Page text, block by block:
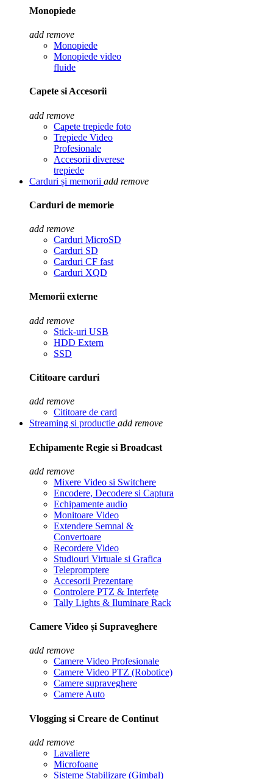
Monopiede
add remove
Monopiede
Monopiede video
fluide
Capete si Accesorii
add remove
Capete trepiede foto
Trepiede Video
Profesionale
Accesorii diverese
trepiede
Carduri și memorii add remove
Carduri de memorie
add remove
Carduri MicroSD
Carduri SD
Carduri CF fast
Carduri XQD
Memorii externe
add remove
Stick-uri USB
HDD Extern
SSD
Cititoare carduri
add remove
Cititoare de card
Streaming si productie add remove
Echipamente Regie si Broadcast
add remove
Mixere Video si Switchere
Encodere, Decodere si Captura
Echipamente audio
Monitoare Video
Extendere Semnal &
Convertoare
Recordere Video
Studiouri Virtuale si Grafica
Telepromptere
Accesorii Prezentare
Controlere PTZ & Interfețe
Tally Lights & Iluminare Rack
Camere Video și Supraveghere
add remove
Camere Video Profesionale
Camere Video PTZ (Robotice)
Camere supraveghere
Camere Auto
Vlogging si Creare de Continut
add remove
Lavaliere
Microfoane
Sisteme Stabilizare (Gimbal)